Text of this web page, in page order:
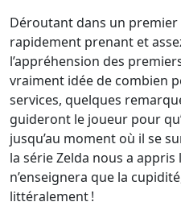
Déroutant dans un premier
rapidement prenant et
l’appréhension des
vraiment idée de combien
services, quelques
guideront le joueur pour
jusqu’au moment où il se
la série Zelda nous a appris
n’enseignera que la
littéralement !